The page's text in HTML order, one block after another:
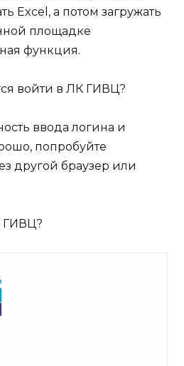
Excel, а потом загружать
площадке
функция.
войти в ЛК ГИВЦ?
ввода логина и
попробуйте
другой браузер или
ГИВЦ?